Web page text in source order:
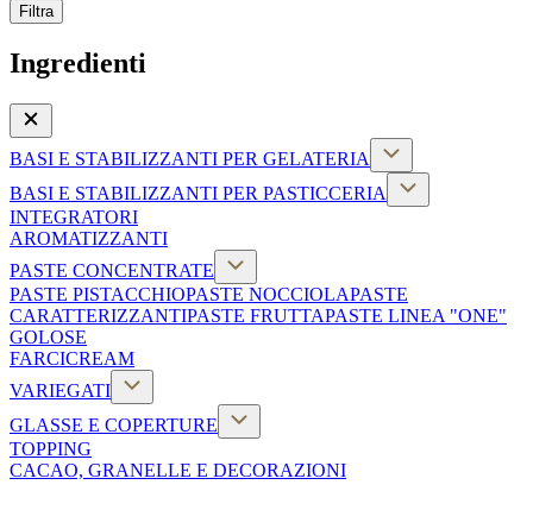
Filtra
Ingredienti
BASI E STABILIZZANTI PER GELATERIA
BASI E STABILIZZANTI PER PASTICCERIA
INTEGRATORI
AROMATIZZANTI
PASTE CONCENTRATE
PASTE PISTACCHIOPASTE NOCCIOLAPASTE
CARATTERIZZANTIPASTE FRUTTAPASTE LINEA "ONE"
GOLOSE
FARCICREAM
VARIEGATI
GLASSE E COPERTURE
TOPPING
CACAO, GRANELLE E DECORAZIONI